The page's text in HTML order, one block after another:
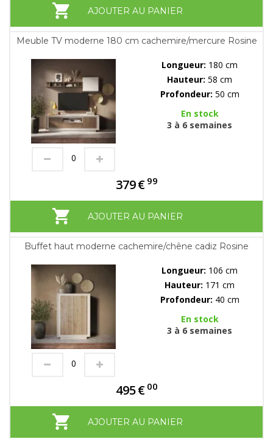
AJOUTER AU PANIER
Meuble TV moderne 180 cm cachemire/mercure Rosine
Longueur: 180 cm
Hauteur: 58 cm
Profondeur: 50 cm
En stock
3 à 6 semaines
379€ 99
AJOUTER AU PANIER
Buffet haut moderne cachemire/chêne cadiz Rosine
Longueur: 106 cm
Hauteur: 171 cm
Profondeur: 40 cm
En stock
3 à 6 semaines
495€ 00
AJOUTER AU PANIER